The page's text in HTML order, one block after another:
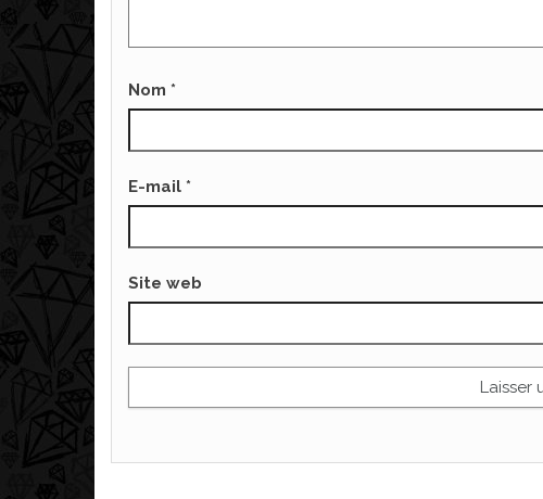
Nom *
E-mail *
Site web